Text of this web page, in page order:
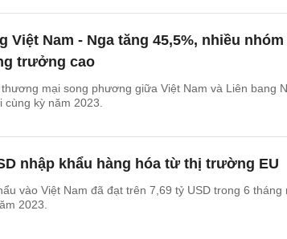
Nam - Nga tăng 45,5%, nhiều nhóm
trưởng cao
mại song phương giữa Việt Nam và Liên bang
kỳ năm 2023.
nhập khẩu hàng hóa từ thị trường EU
vào Việt Nam đã đạt trên 7,69 tỷ USD trong 6 tháng
2023.